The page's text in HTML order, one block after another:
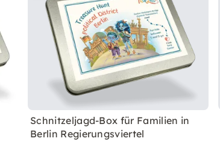
Schnitzeljagd-Box für Familien in
Berlin Regierungsviertel